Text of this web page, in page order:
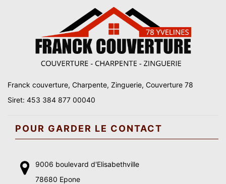
Franck couverture, Charpente, Zinguerie, Couverture 78
Siret: 453 384 877 00040
POUR GARDER LE CONTACT
9006 boulevard d'Elisabethville
78680 Epone